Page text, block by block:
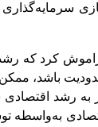
کرد که
باشد،
رشد اقتصادی
به‌واسطه